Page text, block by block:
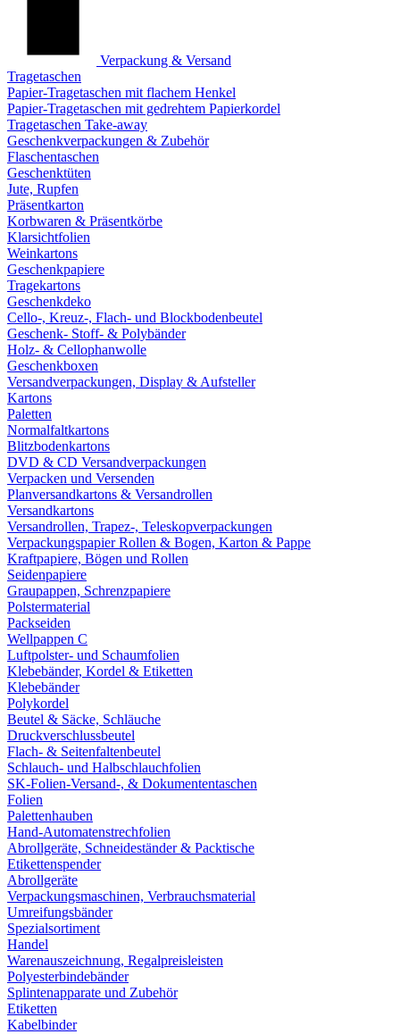
Verpackung & Versand
Tragetaschen
Papier-Tragetaschen mit flachem Henkel
Papier-Tragetaschen mit gedrehtem Papierkordel
Tragetaschen Take-away
Geschenkverpackungen & Zubehör
Flaschentaschen
Geschenktüten
Jute, Rupfen
Präsentkarton
Korbwaren & Präsentkörbe
Klarsichtfolien
Weinkartons
Geschenkpapiere
Tragekartons
Geschenkdeko
Cello-, Kreuz-, Flach- und Blockbodenbeutel
Geschenk- Stoff- & Polybänder
Holz- & Cellophanwolle
Geschenkboxen
Versandverpackungen, Display & Aufsteller
Kartons
Paletten
Normalfaltkartons
Blitzbodenkartons
DVD & CD Versandverpackungen
Verpacken und Versenden
Planversandkartons & Versandrollen
Versandkartons
Versandrollen, Trapez-, Teleskopverpackungen
Verpackungspapier Rollen & Bogen, Karton & Pappe
Kraftpapiere, Bögen und Rollen
Seidenpapiere
Graupappen, Schrenzpapiere
Polstermaterial
Packseiden
Wellpappen C
Luftpolster- und Schaumfolien
Klebebänder, Kordel & Etiketten
Klebebänder
Polykordel
Beutel & Säcke, Schläuche
Druckverschlussbeutel
Flach- & Seitenfaltenbeutel
Schlauch- und Halbschlauchfolien
SK-Folien-Versand-, & Dokumententaschen
Folien
Palettenhauben
Hand-Automatenstrechfolien
Abrollgeräte, Schneideständer & Packtische
Etikettenspender
Abrollgeräte
Verpackungsmaschinen, Verbrauchsmaterial
Umreifungsbänder
Spezialsortiment
Handel
Warenauszeichnung, Regalpreisleisten
Polyesterbindebänder
Splintenapparate und Zubehör
Etiketten
Kabelbinder